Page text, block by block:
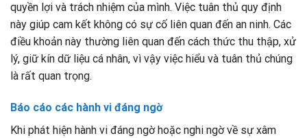
quyền lợi và trách nhiệm của mình. Việc tuân thủ quy định
này giúp cam kết không có sự cố liên quan đến an ninh. Các
điều khoản này thường liên quan đến cách thức thu thập, xử
lý, giữ kín dữ liệu cá nhân, vì vậy việc hiểu và tuân thủ chúng
là rất quan trọng.
Báo cáo các hành vi đáng ngờ
Khi phát hiện hành vi đáng ngờ hoặc nghi ngờ về sự xâm